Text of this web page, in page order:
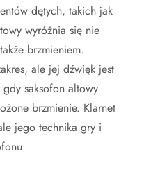
dętych, takich jak
wyróżnia się nie
brzmieniem.
ale jej dźwięk jest
saksofon altowy
brzmienie. Klarnet
jego technika gry i